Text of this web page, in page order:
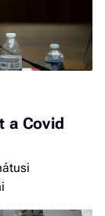
a Covid